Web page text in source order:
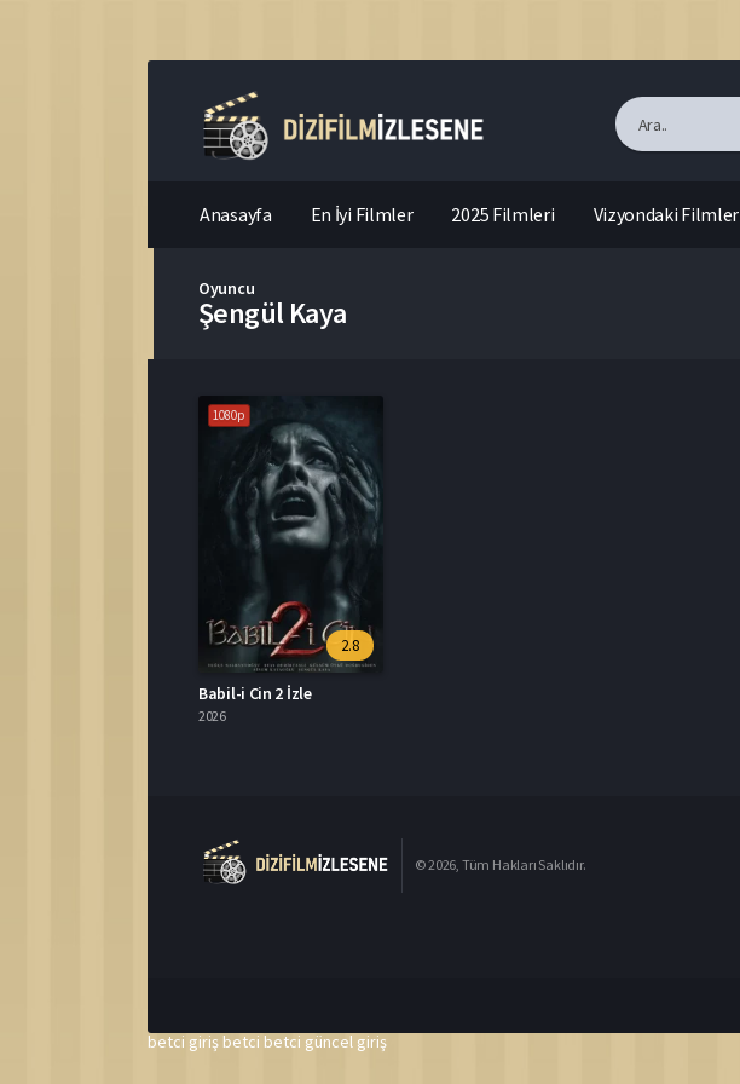
Anasayfa En İyi Filmler 2025 Filmleri Vizyondaki Filmler
Oyuncu
Şengül Kaya
1080p
2.8
Babil-i Cin 2 İzle
2026
© 2026, Tüm Hakları Saklıdır.
betci giriş betci betci güncel giriş